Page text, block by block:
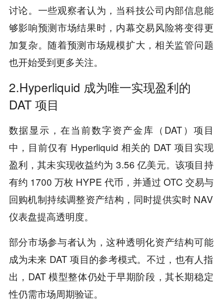
讨论。一些观察者认为，当科技公司内部信息能
够影响预测市场结果时，内幕交易风险将变得更
加复杂。随着预测市场规模扩大，相关监管问题
也开始受到更多关注。
2.Hyperliquid 成为唯一实现盈利的
DAT 项目
数据显示，在当前数字资产金库（DAT）项目
中，目前仅有 Hyperliquid 相关的 DAT 项目实现
盈利，其未实现收益约为 3.56 亿美元。该项目持
有约 1700 万枚 HYPE 代币，并通过 OTC 交易与
回购机制持续调整资产结构，同时提供实时 NAV
仪表盘提高透明度。
部分市场参与者认为，这种透明化资产结构可能
成为未来 DAT 项目的参考模式。不过，也有人指
出，DAT 模型整体仍处于早期阶段，其长期稳定
性仍需市场周期验证。